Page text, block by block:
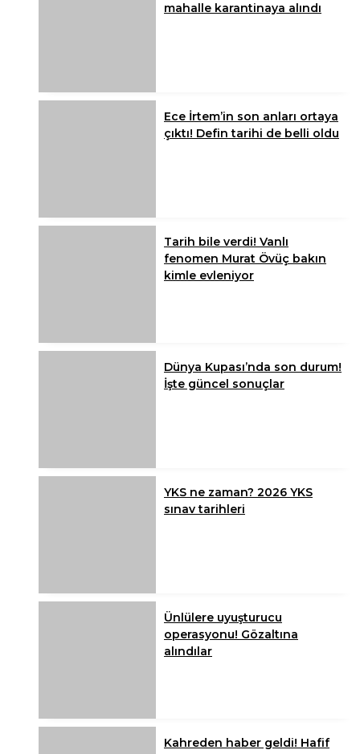
mahalle karantinaya alındı
Ece İrtem’in son anları ortaya
çıktı! Defin tarihi de belli oldu
Tarih bile verdi! Vanlı
fenomen Murat Övüç bakın
kimle evleniyor
Dünya Kupası’nda son durum!
İşte güncel sonuçlar
YKS ne zaman? 2026 YKS
sınav tarihleri
Ünlülere uyuşturucu
operasyonu! Gözaltına
alındılar
Kahreden haber geldi! Hafif